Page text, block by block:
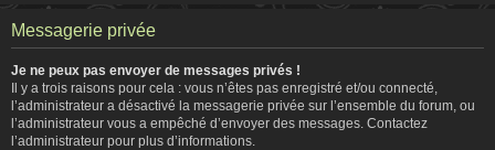
Messagerie privée
Je ne peux pas envoyer de messages privés !
Il y a trois raisons pour cela : vous n’êtes pas enregistré et/ou connecté,
l’administrateur a désactivé la messagerie privée sur l’ensemble du forum, ou
l’administrateur vous a empêché d’envoyer des messages. Contactez
l’administrateur pour plus d’informations.